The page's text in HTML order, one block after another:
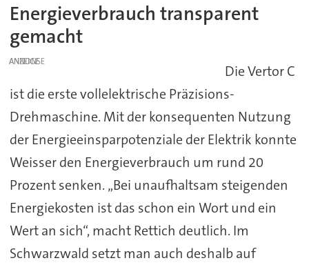
Energieverbrauch transparent
gemacht
ANZEIGE
Die Vertor C
ist die erste vollelektrische Präzisions-
Drehmaschine. Mit der konsequenten Nutzung
der Energieeinsparpotenziale der Elektrik konnte
Weisser den Energieverbrauch um rund 20
Prozent senken. „Bei unaufhaltsam steigenden
Energiekosten ist das schon ein Wort und ein
Wert an sich“, macht Rettich deutlich. Im
Schwarzwald setzt man auch deshalb auf